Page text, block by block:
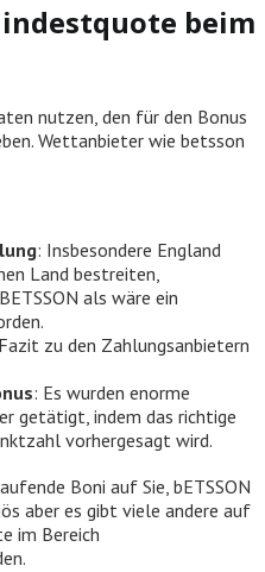
beim
nutzen, den für den Bonus
Wettanbieter wie betsson
: Insbesondere England
Land bestreiten,
als wäre ein
zu den Zahlungsanbietern
: Es wurden enorme
getätigt, indem das richtige
vorhergesagt wird.
Boni auf Sie, bETSSON
aber es gibt viele andere auf
im Bereich